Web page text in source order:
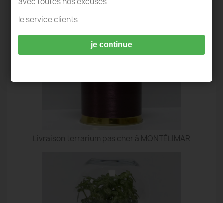
Livraison terrarium pas cher à MONTÉLIMAR
le service clients
je continue